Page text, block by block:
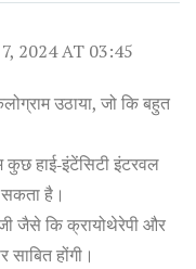
7, 2024 AT 03:45
उठाया, जो कि बहुत
हाई‑इंटेंसिटी इंटरवल
सकता है।
जैसे कि क्रायोथेरेपी और
साबित होंगी।